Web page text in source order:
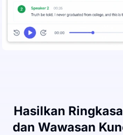
Hasilkan
dan Wawasan